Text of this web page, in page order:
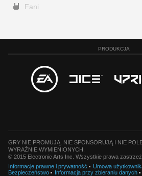
Fani
PRODUKCJA
GRY NIE PROMUJĄ, NIE SPONSORUJĄ I NIE
WYRAŹNIE WYMIENIONYCH.
© 2015 Electronic Arts Inc. Wszystkie prawa
Informacje prawne i prywatność
Umowa
Bezpieczeństwo
Informacja przy zbieraniu danych